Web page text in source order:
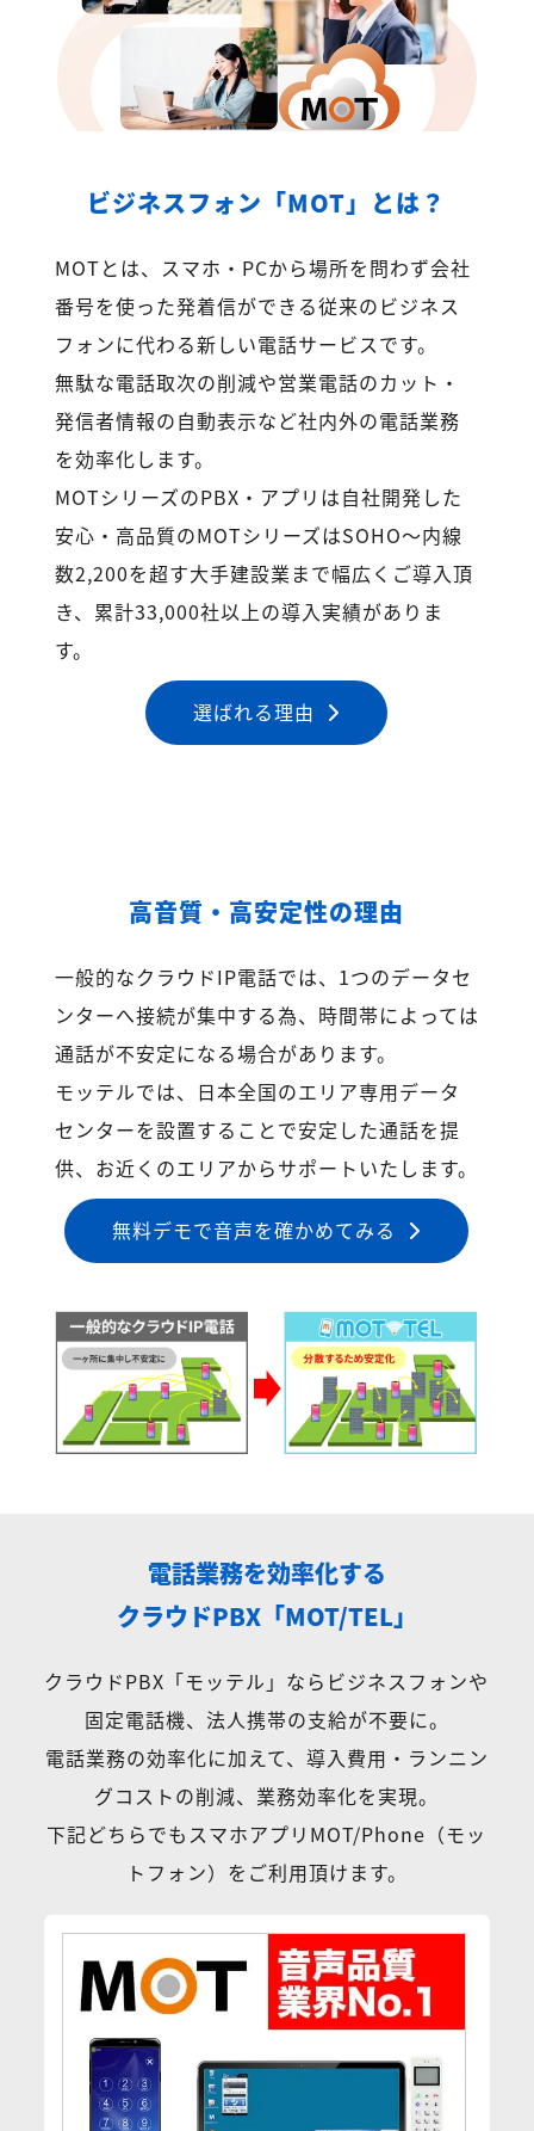
ビジネスフォン「MOT」とは？
MOTとは、スマホ・PCから場所を問わず会社
番号を使った発着信ができる従来のビジネス
フォンに代わる新しい電話サービスです。
無駄な電話取次の削減や営業電話のカット・
発信者情報の自動表示など社内外の電話業務
を効率化します。
MOTシリーズのPBX・アプリは自社開発した
安心・高品質のMOTシリーズはSOHO～内線
数2,200を超す大手建設業まで幅広くご導入頂
き、累計33,000社以上の導入実績がありま
す。
選ばれる理由
高音質・高安定性の理由
一般的なクラウドIP電話では、1つのデータセ
ンターへ接続が集中する為、時間帯によっては
通話が不安定になる場合があります。
モッテルでは、日本全国のエリア専用データ
センターを設置することで安定した通話を提
供、お近くのエリアからサポートいたします。
無料デモで音声を確かめてみる
電話業務を効率化する
クラウドPBX「MOT/TEL」
クラウドPBX「モッテル」ならビジネスフォンや
固定電話機、法人携帯の支給が不要に。
電話業務の効率化に加えて、導入費用・ランニン
グコストの削減、業務効率化を実現。
下記どちらでもスマホアプリMOT/Phone（モッ
トフォン）をご利用頂けます。